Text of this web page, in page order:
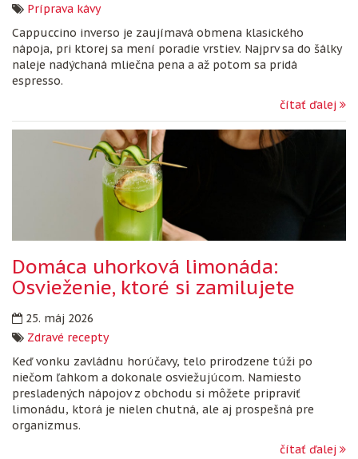
Príprava kávy
Cappuccino inverso je zaujímavá obmena klasického
nápoja, pri ktorej sa mení poradie vrstiev. Najprv sa do šálky
naleje nadýchaná mliečna pena a až potom sa pridá
espresso.
čítať ďalej
Domáca uhorková limonáda:
Osvieženie, ktoré si zamilujete
25. máj 2026
Zdravé recepty
Keď vonku zavládnu horúčavy, telo prirodzene túži po
niečom ľahkom a dokonale osviežujúcom. Namiesto
presladených nápojov z obchodu si môžete pripraviť
limonádu, ktorá je nielen chutná, ale aj prospešná pre
organizmus.
čítať ďalej